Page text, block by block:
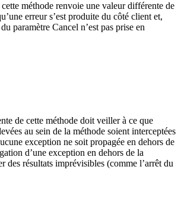
méthode renvoie une valeur différente de
erreur s’est produite du côté client et,
paramètre Cancel n’est pas prise en
de cette méthode doit veiller à ce que
au sein de la méthode soient interceptées
exception ne soit propagée en dehors de
d’une exception en dehors de la
des résultats imprévisibles (comme l’arrêt du